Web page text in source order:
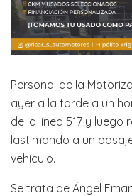
Personal de la
ayer a la tarde a un
de la línea 517 y luego
lastimando a un
vehículo.
Se trata de Ángel